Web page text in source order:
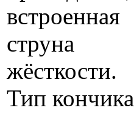
встроенная
струна
жёсткости.
Тип кончика